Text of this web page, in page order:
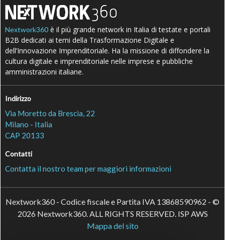
Nextwork360 è il più grande network in Italia di testate e portali
B2B dedicati ai temi della Trasformazione Digitale e
dell’Innovazione Imprenditoriale. Ha la missione di diffondere la
cultura digitale e imprenditoriale nelle imprese e pubbliche
amministrazioni italiane.
Indirizzo
Via Moretto da Brescia, 22
Milano - Italia
CAP 20133
Contatti
Contatta il nostro team per maggiori informazioni
Nextwork360 - Codice fiscale e Partita IVA 13868590962 - ©
2026 Nextwork360. ALL RIGHTS RESERVED. ISP AWS
Mappa del sito